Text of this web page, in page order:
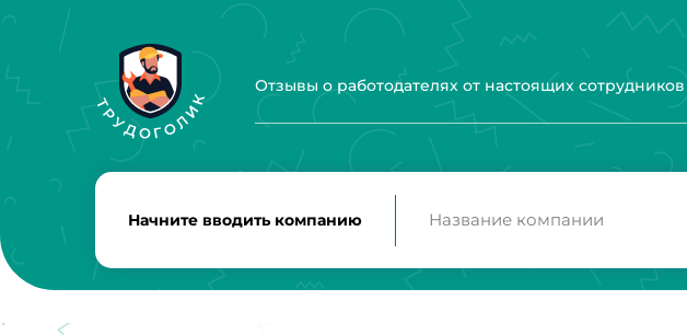
Отзывы о работодателях от настоящих сотрудников
Начните вводить компанию